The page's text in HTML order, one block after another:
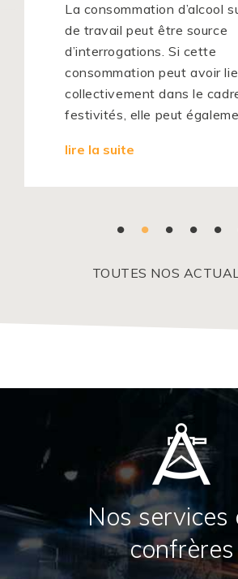
La consommation d’alcool
de travail peut être source
d’interrogations. Si cette
consommation peut avoir
collectivement dans le
festivités, elle peut
lire la suite
TOUTES NOS
Nos services
confrères